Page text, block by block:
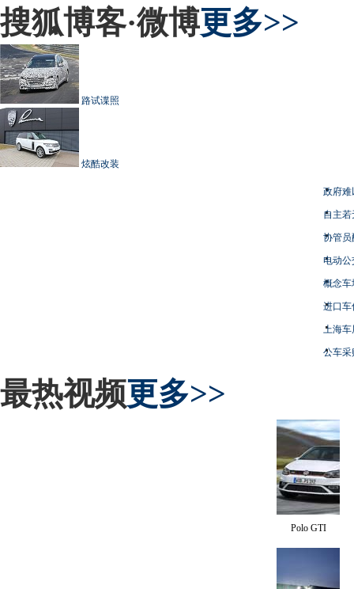
搜狐博客·微博更多>>
路试谍照
炫酷改装
政府难
自主
协管员
电动
概念车
进口车
上海
公车采
最热视频更多>>
Polo GTI